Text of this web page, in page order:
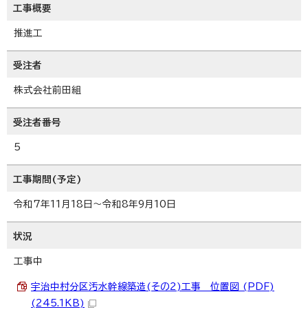
工事概要
推進工
受注者
株式会社前田組
受注者番号
5
工事期間(予定)
令和7年11月18日～令和8年9月10日
状況
工事中
宇治中村分区汚水幹線築造(その2)工事 位置図 (PDF)
(245.1KB)